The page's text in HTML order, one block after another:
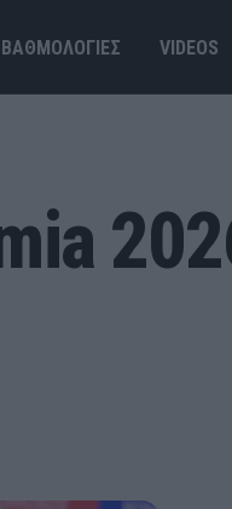
ΒΑΘΜΟΛΟΓΙΕΣ VIDEOS